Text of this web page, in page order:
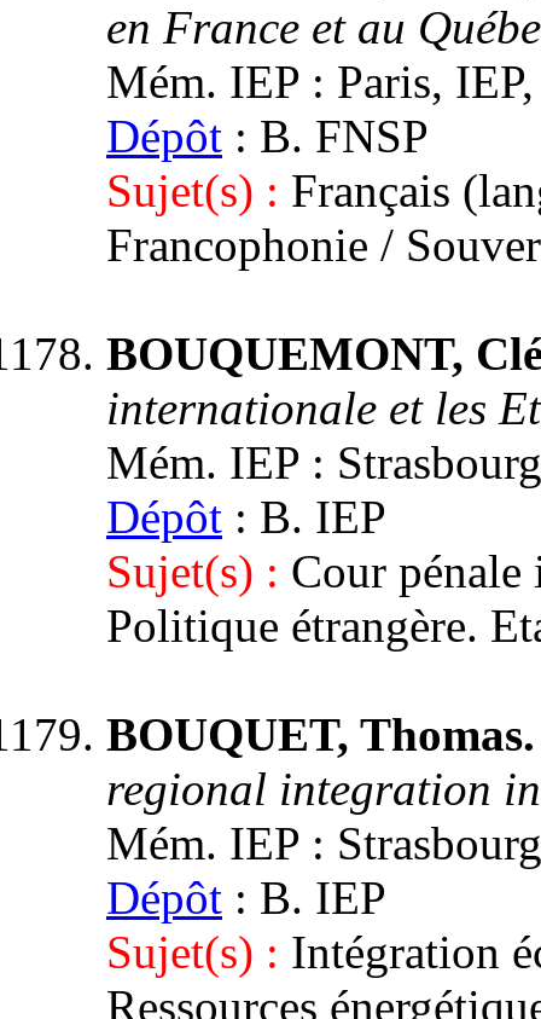
en France et au
Mém. IEP : Paris,
Dépôt : B. FNSP
Sujet(s) : Français
Francophonie /
BOUQUEMONT,
internationale et les
Mém. IEP :
Dépôt : B. IEP
Sujet(s) : Cour
Politique étrangère.
BOUQUET,
regional integration
Mém. IEP :
Dépôt : B. IEP
Sujet(s) : Intégration
Ressources